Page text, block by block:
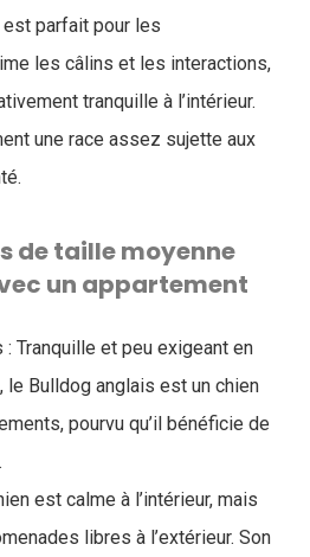
parfait pour les
les câlins et les interactions,
tranquille à l’intérieur.
une race assez sujette aux
de taille moyenne
un appartement
Tranquille et peu exigeant en
le Bulldog anglais est un chien
pourvu qu’il bénéficie de
est calme à l’intérieur, mais
libres à l’extérieur. Son